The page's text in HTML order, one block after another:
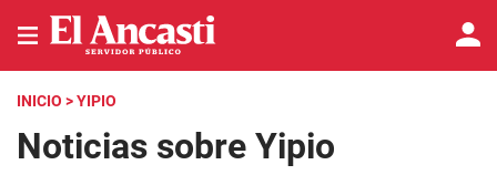
INICIO > YIPIO
Noticias sobre Yipio